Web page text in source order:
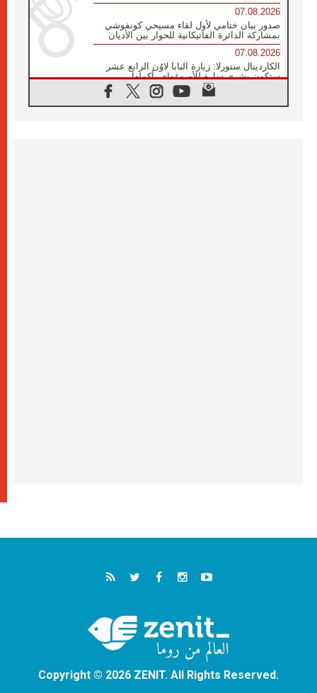
07.08.2026
صدور بيان ختامي لأول لقاء مسيحي كونفوشي
بمشاركة الدائرة الفاتيكانية للحوار بين الأديان
07.08.2026
الكاردينال ستورلا: زيارة البابا لاوُن الرابع عشر
ستكون بشرى سارة للأوروغواي بأكملها
الفاتيكان يعلن برنامج الزيارة الرسولية للبابا لاوُن
Copyright © 2026 ZENIT. All Rights Reserved.